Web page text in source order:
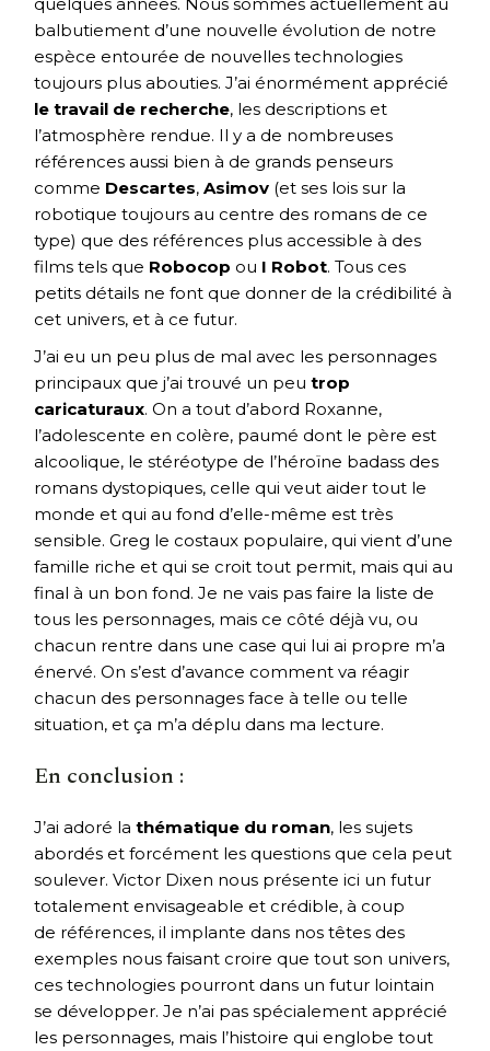
quelques années. Nous sommes actuellement au
balbutiement d’une nouvelle évolution de notre
espèce entourée de nouvelles technologies
toujours plus abouties. J’ai énormément apprécié
le travail de recherche, les descriptions et
l’atmosphère rendue. Il y a de nombreuses
références aussi bien à de grands penseurs
comme Descartes,Asimov (et ses lois sur la
robotique toujours au centre des romans de ce
type) que des références plus accessible à des
films tels que Robocop ou I Robot. Tous ces
petits détails ne font que donner de la crédibilité à
cet univers, et à ce futur.
J’ai eu un peu plus de mal avec les personnages
principaux que j’ai trouvé un peutrop
caricaturaux. On a tout d’abord Roxanne,
l’adolescente en colère, paumé dont le père est
alcoolique, le stéréotype de l’héroïne badass des
romans dystopiques, celle qui veut aider tout le
monde et qui au fond d’elle-même est très
sensible. Greg le costaux populaire, qui vient d’une
famille riche et qui se croit tout permit, mais qui au
final à un bon fond. Je ne vais pas faire la liste de
tous les personnages, mais ce côté déjà vu, ou
chacun rentre dans une case qui lui ai propre m’a
énervé. On s’est d’avance comment va réagir
chacun des personnages face à telle ou telle
situation, et ça m’a déplu dans ma lecture.
En conclusion :
J’ai adoré lathématique du roman, les sujets
abordés et forcément les questions que cela peut
soulever. Victor Dixen nous présente ici un futur
totalement envisageable et crédible, à coup
de références, il implante dans nos têtes des
exemples nous faisant croire que tout son univers,
ces technologies pourront dans un futur lointain
se développer. Je n’ai pas spécialement apprécié
les personnages, mais l’histoire qui englobe tout